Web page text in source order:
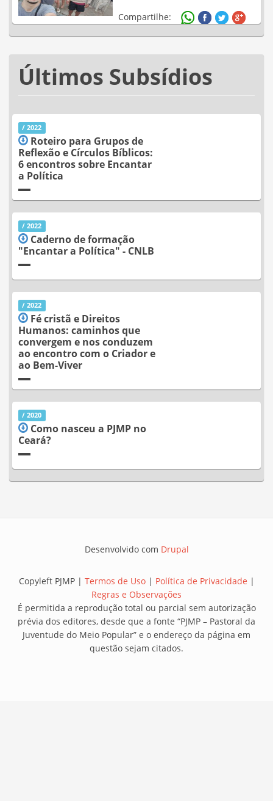
Compartilhe:
Últimos Subsídios
/ 2022
Roteiro para Grupos de
Reflexão e Círculos Bíblicos:
6 encontros sobre Encantar
a Política
/ 2022
Caderno de formação
"Encantar a Política" - CNLB
/ 2022
Fé cristã e Direitos
Humanos: caminhos que
convergem e nos conduzem
ao encontro com o Criador e
ao Bem-Viver
/ 2020
Como nasceu a PJMP no
Ceará?
Desenvolvido com Drupal
Copyleft PJMP | Termos de Uso| Política de Privacidade |
Regras e Observações
É permitida a reprodução total ou parcial sem autorização
prévia dos editores, desde que a fonte “PJMP – Pastoral da
Juventude do Meio Popular” e o endereço da página em
questão sejam citados.